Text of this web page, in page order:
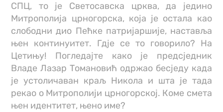
СПЦ, то је Светосавска црква, да једино
Митрополија црногорска, која је остала као
слободни дио Пећке патријаршије, наставља
њен континуитет. Гдје се то говорило? На
Цетињу! Погледајте како је предсједник
Владе Лазар Томановић одржао бесједу када
је устоличаван краљ Никола и шта је тада
рекао о Митрополији црногорској. Коме смета
њен идентитет, њено име?